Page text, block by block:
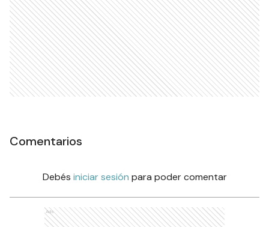
Comentarios
Debés iniciar sesión para poder comentar
Ads